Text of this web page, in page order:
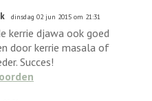
dinsdag 02 jun 2015 om 21:31
kerrie djawa ook goed
door kerrie masala of
Succes!